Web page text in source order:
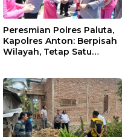
Peresmian Polres Paluta,
Kapolres Anton: Berpisah
Wilayah, Tetap Satu